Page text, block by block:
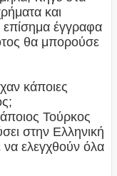
και
επίσημα έγγραφα
θα μπορούσε
κάποιες
Τούρκος
στην Ελληνική
ελεγχθούν όλα